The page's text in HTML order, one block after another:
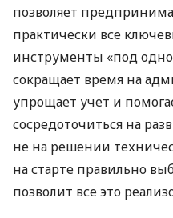
позволяет
практически все
инструменты «под
сокращает время на
упрощает учет и
сосредоточиться на
не на решении
на старте правильно
позволит все это